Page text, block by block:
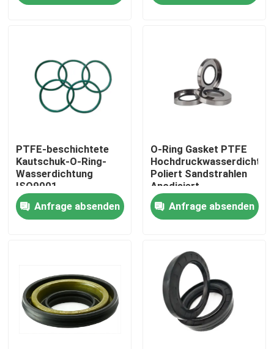
Über uns
Fabrik Tour
Qualitätskontrolle
Kontakt
Drehöldichtung
PTFE-beschichtete
Kautschuk-O-Ring-
Wasserdichtung
ISO9001
Anfrage absenden
O-Ring Gasket PTFE
Poliert Sandstrahlen
Anodisiert
Anfrage absenden